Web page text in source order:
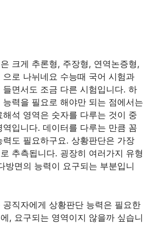
크게 추론형, 주장형, 연역논증형,
으로 나뉘네요 수능때 국어 시험과
들면서도 조금 다른 시험입니다. 하
능력을 필요로 해야만 되는 점에서는
해석 영역은 숫자를 다루는 것이 중
역입니다. 데이터를 다루는 만큼 꼼
력도 필요하구요. 상황판단은 가장
추측됩니다. 굉장히 여러가지 유형
방면의 능력이 요구되는 부분입니
공직자에게 상황판단 능력은 필요한
, 요구되는 영역이지 않을까 싶습니